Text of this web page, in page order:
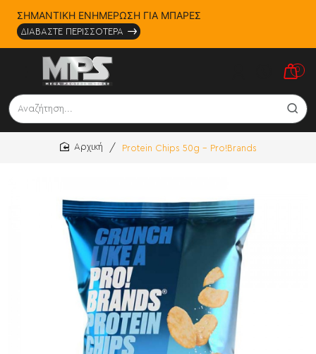
ΣΗΜΑΝΤΙΚΗ ΕΝΗΜΕΡΩΣΗ ΓΙΑ ΜΠΑΡΕΣ
ΔΙΑΒΑΣΤΕ ΠΕΡΙΣΣΟΤΕΡΑ
0
Αναζήτηση...
Protein Chips 50g - Pro!Brands